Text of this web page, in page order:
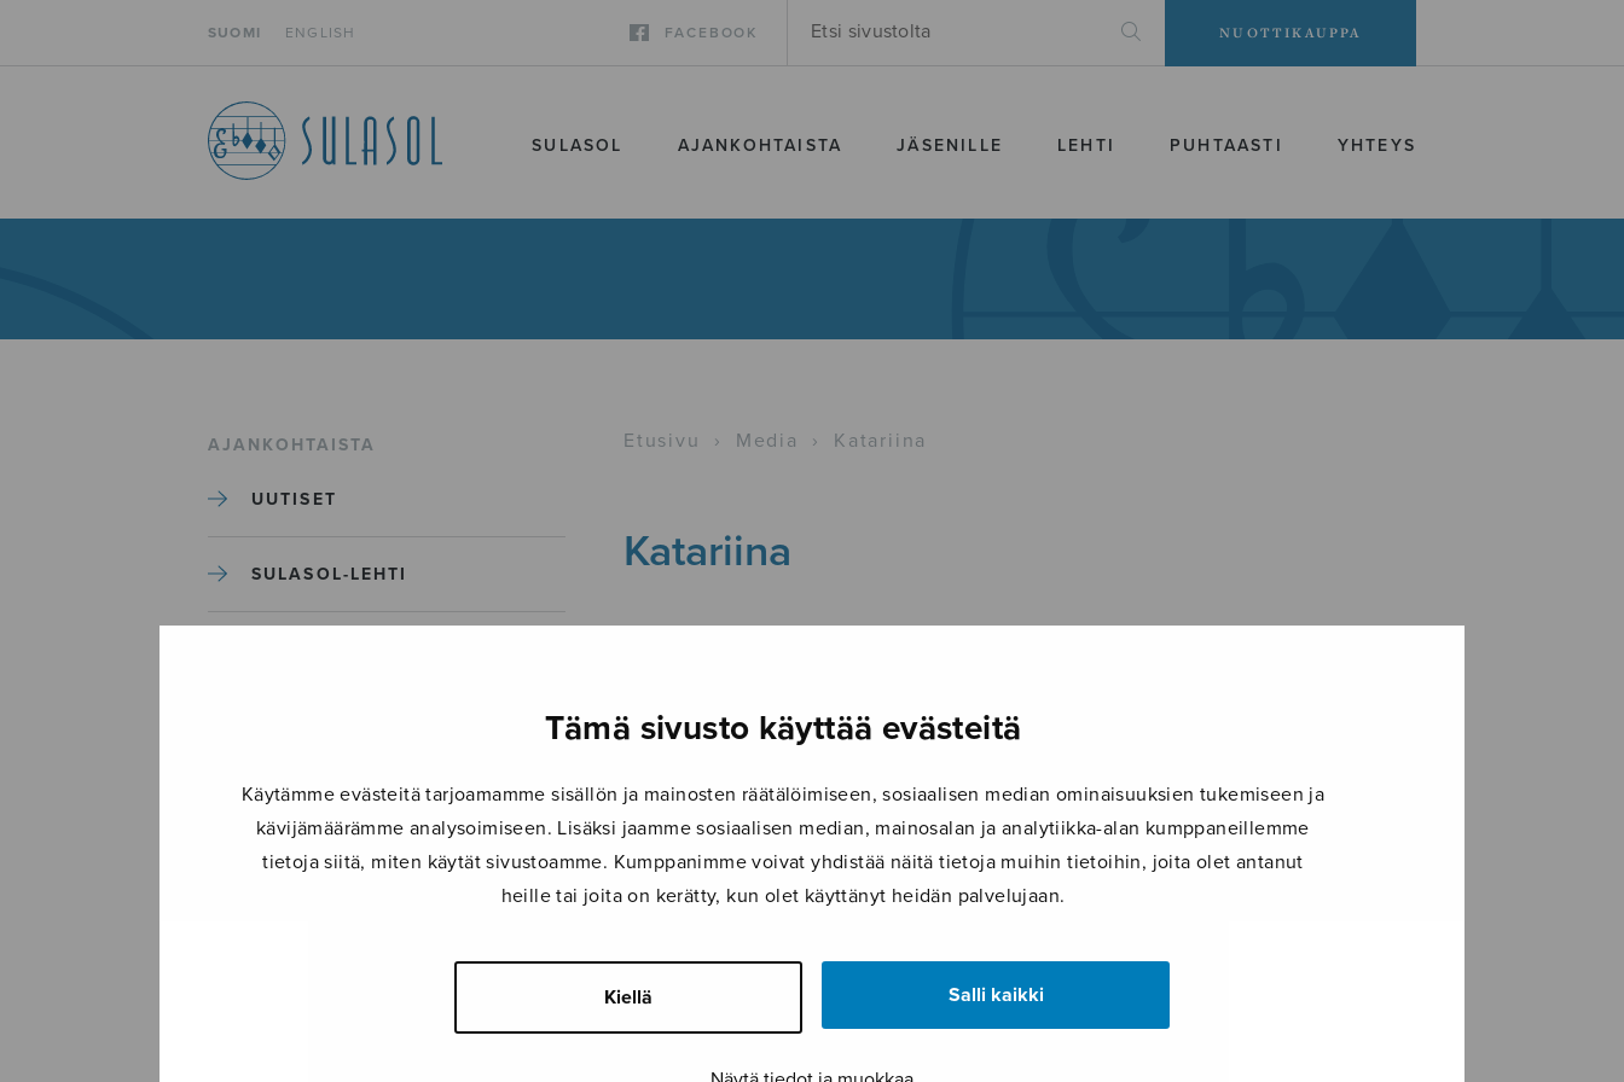
Tämä sivusto käyttää evästeitä
Käytämme evästeitä tarjoamamme sisällön ja mainosten räätälöimiseen, sosiaalisen median ominaisuuksien tukemiseen ja
kävijämäärämme analysoimiseen. Lisäksi jaamme sosiaalisen median, mainosalan ja analytiikka-alan kumppaneillemme
tietoja siitä, miten käytät sivustoamme. Kumppanimme voivat yhdistää näitä tietoja muihin tietoihin, joita olet antanut
heille tai joita on kerätty, kun olet käyttänyt heidän palvelujaan.
Kiellä Salli kaikki
SUOMI ENGLISH FACEBOOK NUOTTIKAUPPA
SULASOL AJANKOHTAISTA JÄSENILLE LEHTI PUHTAASTI YHTEYS
AJANKOHTAISTA
UUTISET
SULASOL-LEHTI
TAPAHTUMAT
ILMOITA TAPAHTUMA
Etusivu › Media › Katariina
Katariina